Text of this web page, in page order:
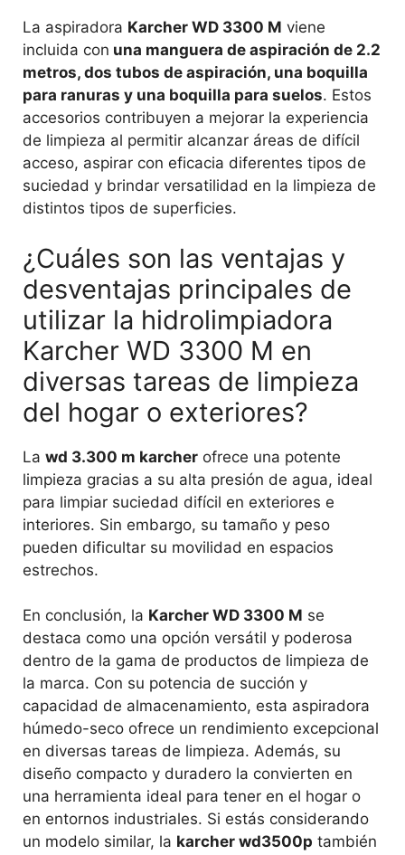
La aspiradora Karcher WD 3300 M viene
incluida con una manguera de aspiración de 2.2
metros, dos tubos de aspiración, una boquilla
para ranuras y una boquilla para suelos. Estos
accesorios contribuyen a mejorar la experiencia
de limpieza al permitir alcanzar áreas de difícil
acceso, aspirar con eficacia diferentes tipos de
suciedad y brindar versatilidad en la limpieza de
distintos tipos de superficies.
¿Cuáles son las ventajas y
desventajas principales de
utilizar la hidrolimpiadora
Karcher WD 3300 M en
diversas tareas de limpieza
del hogar o exteriores?
La wd 3.300 m karcher ofrece una potente
limpieza gracias a su alta presión de agua, ideal
para limpiar suciedad difícil en exteriores e
interiores. Sin embargo, su tamaño y peso
pueden dificultar su movilidad en espacios
estrechos.
En conclusión, la Karcher WD 3300 M se
destaca como una opción versátil y poderosa
dentro de la gama de productos de limpieza de
la marca. Con su potencia de succión y
capacidad de almacenamiento, esta aspiradora
húmedo-seco ofrece un rendimiento excepcional
en diversas tareas de limpieza. Además, su
diseño compacto y duradero la convierten en
una herramienta ideal para tener en el hogar o
en entornos industriales. Si estás considerando
un modelo similar, la karcher wd3500p también